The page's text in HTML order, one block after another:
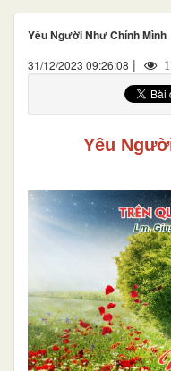
Yêu Người Như Chính Mình
31/12/2023 09:26:08 |
Yêu